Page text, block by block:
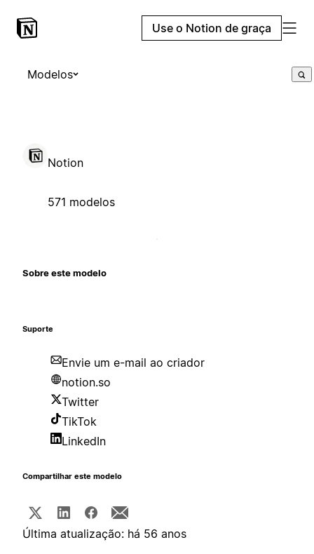
Use o Notion de graça
Modelos
Notion
571 modelos
Sobre este modelo
Suporte
Envie um e-mail ao criador
notion.so
Twitter
TikTok
LinkedIn
Compartilhar este modelo
Última atualização: há 56 anos